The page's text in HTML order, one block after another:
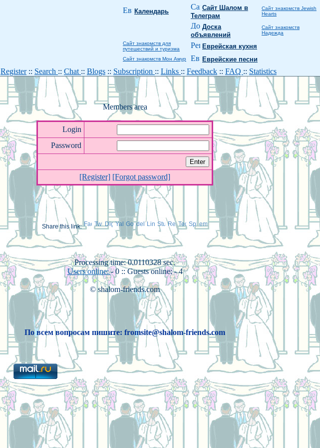
Календарь
Сайт Шалом в
Телеграм
Сайт знакомств Jewish
Hearts
Доска
объявлений
Сайт знакомств
Надежда
Сайт знакомств для
путешествий и туризма
Еврейская кухня
Сайт знакомств Мон Амур Еврейские песни
Register:: Search :: Chat :: Blogs :: Subscription :: Links :: Feedback :: FAQ :: Statistics
Members area
Login
Password
[Register] [Forgot password]
Share this link:
Processing time: 0.0110328 sec.
Users online:- 0 :: Guests online: - 4
© shalom-friends.com
По всем вопросам пишите: fromsite@shalom-friends.com